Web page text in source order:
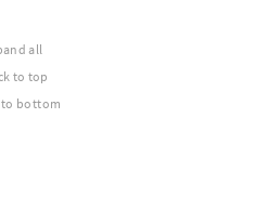
all
to top
to bottom